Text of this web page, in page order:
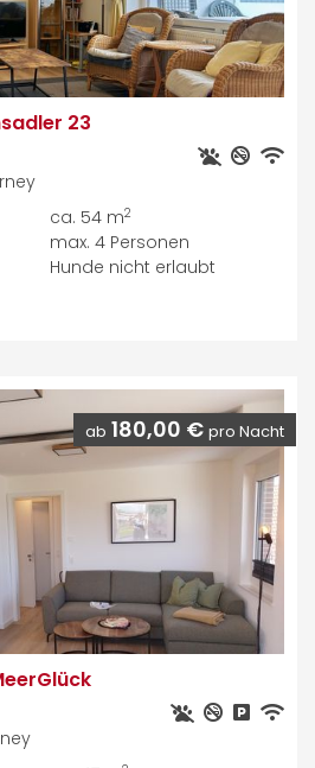
23
ca. 54 m2
max. 4 Personen
Hunde nicht erlaubt
ab 180,00 € pro Nacht